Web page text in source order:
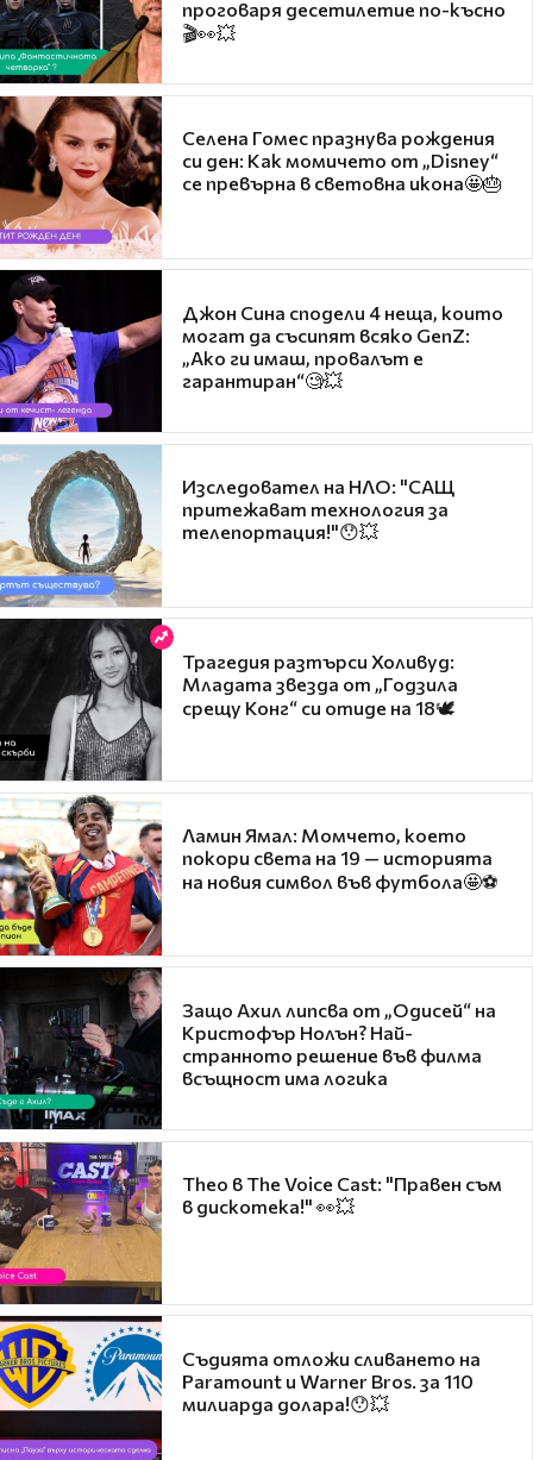
проговаря десетилетие по-късно
🎬👀💥
Селена Гомес празнува рождения
си ден: Как момичето от „Disney“
се превърна в световна икона🤩🎂
Джон Сина сподели 4 неща, които
могат да съсипят всяко GenZ:
„Ако ги имаш, провалът е
гарантиран“🧐💥
Изследовател на НЛО: "САЩ
притежават технология за
телепортация!"😯💥
Трагедия разтърси Холивуд:
Младата звезда от „Годзила
срещу Конг“ си отиде на 18🕊️
Ламин Ямал: Момчето, което
покори света на 19 — историята
на новия символ във футбола🤩⚽
Защо Ахил липсва от „Одисей“ на
Кристофър Нолън? Най-
странното решение във филма
всъщност има логика
Theo в The Voice Cast: "Правен съм
в дискотека!" 👀💥
Съдията отложи сливането на
Paramount и Warner Bros. за 110
милиарда долара!😯💥